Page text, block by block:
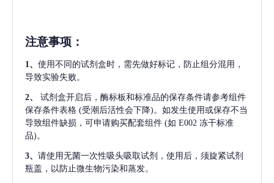
注意事项 ：
1、 使用不同的试剂盒时，需先做好标记，防止组分混用，
导致实验失败。
2、
试剂盒开启后，酶标板和标准品的保存条件请参考组件
保存条件表格 (受潮后活性会下降)。如发生使用或保存不当
导致组件缺损，可申请购买配套组件 (如 E002 冻干标准
品)。
3、 请使用无菌一次性吸头吸取试剂，使用后，须旋紧试剂
瓶盖，以防止微生物污染和蒸发。